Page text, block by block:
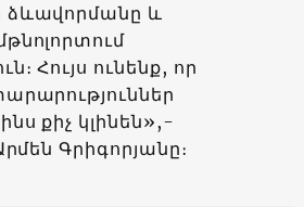
ձևավորմանը և
Հույս ունենք, որ
քիչ կլինեն»,-
Գրիգորյանը։